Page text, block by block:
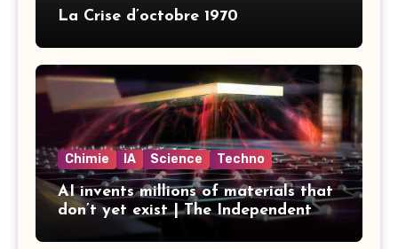
La Crise d’octobre 1970
Chimie IA Science Techno
AI invents millions of materials that
don’t yet exist | The Independent